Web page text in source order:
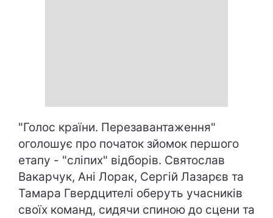
"Голос країни. Перезавантаження"
оголошує про початок зйомок першого
етапу - "сліпих" відборів. Святослав
Вакарчук, Ані Лорак, Сергій Лазарєв та
Тамара Гвердцителі оберуть учасників
своїх команд, сидячи спиною до сцени та